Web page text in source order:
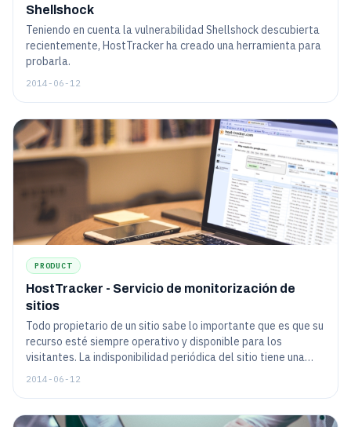
Shellshock
Teniendo en cuenta la vulnerabilidad Shellshock descubierta
recientemente, HostTracker ha creado una herramienta para
probarla.
2014-06-12
PRODUCT
HostTracker - Servicio de monitorización de
sitios
Todo propietario de un sitio sabe lo importante que es que su
recurso esté siempre operativo y disponible para los
visitantes. La indisponibilidad periódica del sitio tiene una
mala influencia incluso en sus posiciones en los motores de
que a los visitantes les desagradan enormemente tales
2014-06-12